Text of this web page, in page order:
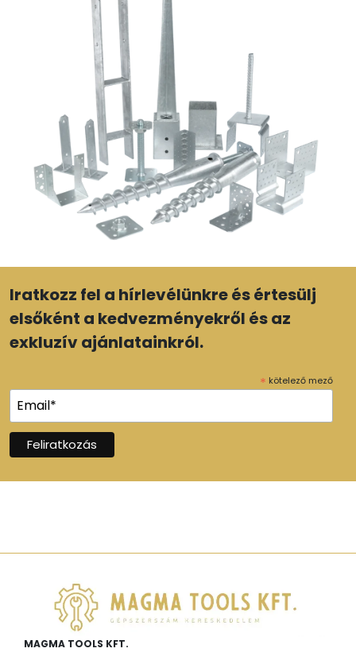
Iratkozz fel a hírlevélünkre és értesülj
elsőként a kedvezményekről és az
exkluzív ajánlatainkról.
* kötelező mező
MAGMA TOOLS KFT.